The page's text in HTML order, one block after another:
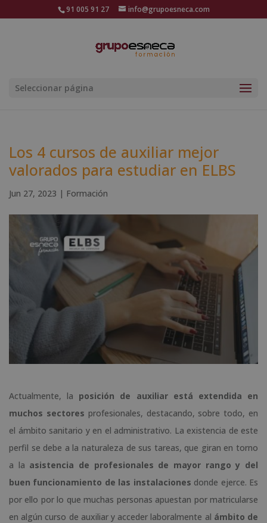
91 005 91 27 info@grupoesneca.com
Seleccionar página
Los 4 cursos de auxiliar mejor
valorados para estudiar en ELBS
Jun 27, 2023 | Formación
Actualmente, la posición de auxiliar está extendida en
muchos sectores profesionales, destacando, sobre todo, en
el ámbito sanitario y en el administrativo. La existencia de este
perfil se debe a la naturaleza de sus tareas, que giran en torno
a la asistencia de profesionales de mayor rango y del
buen funcionamiento de las instalaciones donde ejerce. Es
por ello por lo que muchas personas apuestan por matricularse
en algún curso de auxiliar y acceder laboralmente al ámbito de